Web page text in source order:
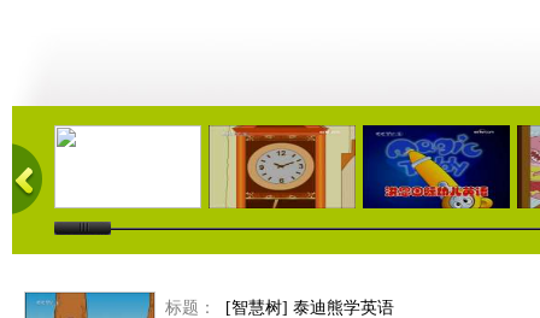
05:03 06:23 06:17
标题：
[智慧树] 泰迪熊学英语